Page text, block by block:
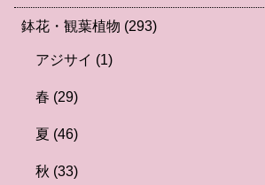
鉢花・観葉植物 (293)
アジサイ (1)
春 (29)
夏 (46)
秋 (33)